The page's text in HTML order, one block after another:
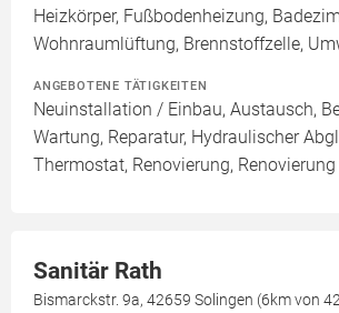
Heizkörper, Fußbodenheizung,
Wohnraumlüftung, Brennstoffzelle,
ANGEBOTENE TÄTIGKEITEN
Neuinstallation / Einbau, Austausch,
Wartung, Reparatur, Hydraulischer
Thermostat, Renovierung,
Sanitär Rath
Bismarckstr. 9a, 42659 Solingen (6km von